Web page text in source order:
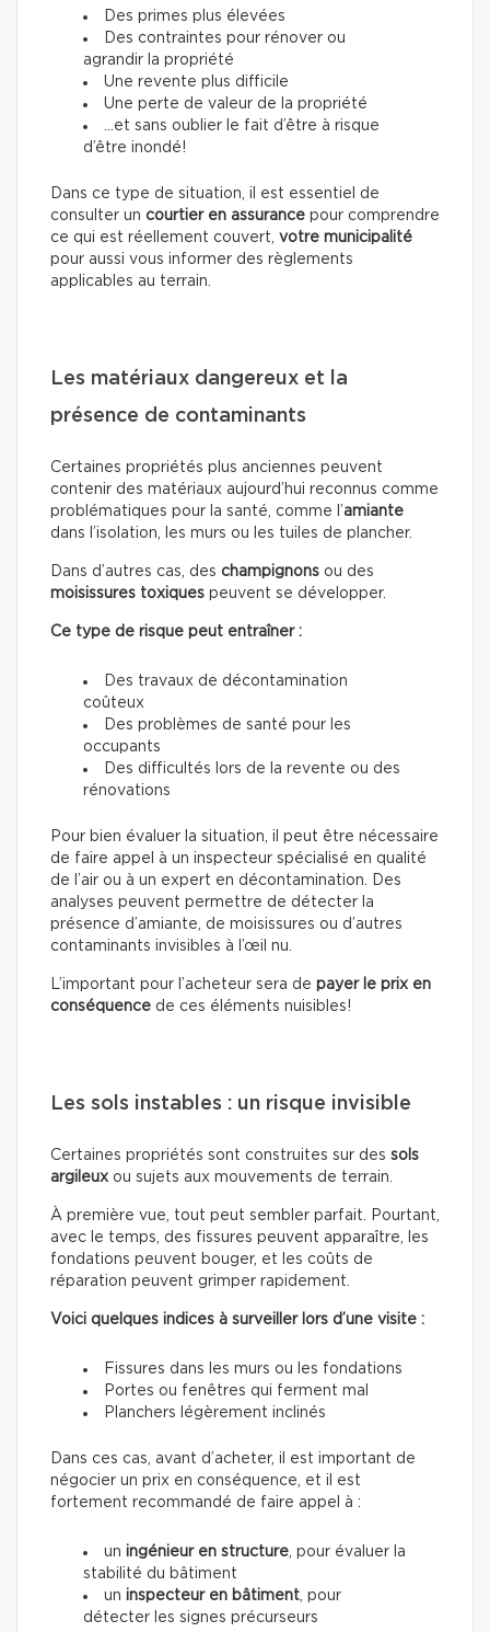
Des primes plus élevées
Des contraintes pour rénover ou
agrandir la propriété
Une revente plus difficile
Une perte de valeur de la propriété
…et sans oublier le fait d’être à risque
d’être inondé!
Dans ce type de situation, il est essentiel de
consulter un courtier en assurance pour comprendre
ce qui est réellement couvert, votre municipalité
pour aussi vous informer des règlements
applicables au terrain.
Les matériaux dangereux et la
présence de contaminants
Certaines propriétés plus anciennes peuvent
contenir des matériaux aujourd’hui reconnus comme
problématiques pour la santé, comme l’amiante
dans l’isolation, les murs ou les tuiles de plancher.
Dans d’autres cas, des champignons ou des
moisissures toxiques peuvent se développer.
Ce type de risque peut entraîner :
Des travaux de décontamination
coûteux
Des problèmes de santé pour les
occupants
Des difficultés lors de la revente ou des
rénovations
Pour bien évaluer la situation, il peut être nécessaire
de faire appel à un inspecteur spécialisé en qualité
de l’air ou à un expert en décontamination. Des
analyses peuvent permettre de détecter la
présence d’amiante, de moisissures ou d’autres
contaminants invisibles à l’œil nu.
L’important pour l’acheteur sera de payer le prix en
conséquence de ces éléments nuisibles!
Les sols instables : un risque invisible
Certaines propriétés sont construites sur des sols
argileux ou sujets aux mouvements de terrain.
À première vue, tout peut sembler parfait. Pourtant,
avec le temps, des fissures peuvent apparaître, les
fondations peuvent bouger, et les coûts de
réparation peuvent grimper rapidement.
Voici quelques indices à surveiller lors d’une visite :
Fissures dans les murs ou les fondations
Portes ou fenêtres qui ferment mal
Planchers légèrement inclinés
Dans ces cas, avant d’acheter, il est important de
négocier un prix en conséquence, et il est
fortement recommandé de faire appel à :
un ingénieur en structure, pour évaluer la
stabilité du bâtiment
un inspecteur en bâtiment, pour
détecter les signes précurseurs